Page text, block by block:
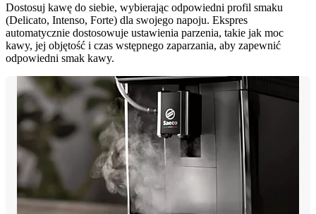
Dostosuj kawę do siebie, wybierając odpowiedni profil smaku
(Delicato, Intenso, Forte) dla swojego napoju. Ekspres
automatycznie dostosowuje ustawienia parzenia, takie jak moc
kawy, jej objętość i czas wstępnego zaparzania, aby zapewnić
odpowiedni smak kawy.